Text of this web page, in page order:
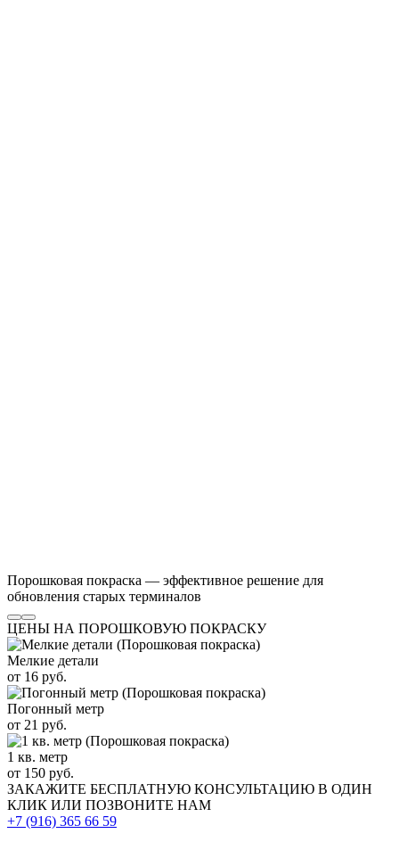
Порошковая покраска — эффективное решение для
обновления старых терминалов
ЦЕНЫ НА ПОРОШКОВУЮ ПОКРАСКУ
Мелкие детали
от 16 руб.
Погонный метр
от 21 руб.
1 кв. метр
от 150 руб.
ЗАКАЖИТЕ БЕСПЛАТНУЮ КОНСУЛЬТАЦИЮ В ОДИН
КЛИК ИЛИ ПОЗВОНИТЕ НАМ
+7 (916) 365 66 59